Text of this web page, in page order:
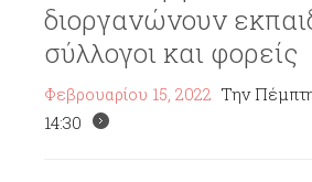
διοργανώνουν
σύλλογοι και φορείς
Φεβρουαρίου 15, 2022 Την
14:30